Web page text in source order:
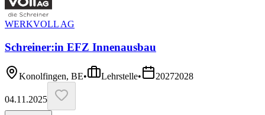
WERKVOLL AG
Schreiner:in EFZ Innenausbau
Konolfingen, BE• Lehrstelle• 20272028
04.11.2025